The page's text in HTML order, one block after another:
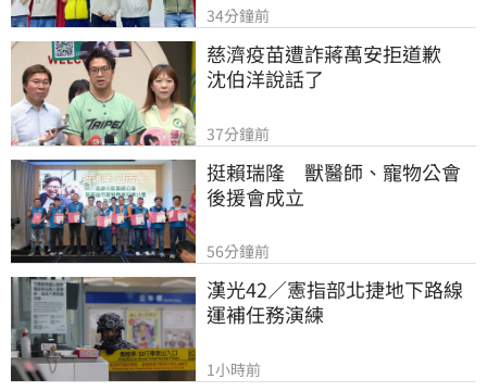
34分鐘前
慈濟疫苗遭詐蔣萬安拒道歉
沈伯洋說話了
37分鐘前
挺賴瑞隆　獸醫師、寵物公會
後援會成立
56分鐘前
漢光42／憲指部北捷地下路線
運補任務演練
1小時前